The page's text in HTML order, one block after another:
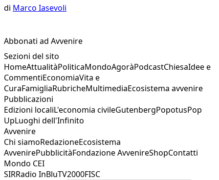
di Marco Iasevoli
Abbonati ad Avvenire
Sezioni del sito
HomeAttualitàPoliticaMondoAgoràPodcastChiesaIdee e
CommentiEconomiaVita e
CuraFamigliaRubricheMultimediaEcosistema avvenire
Pubblicazioni
Edizioni localiL'economia civileGutenbergPopotusPop
UpLuoghi dell'Infinito
Avvenire
Chi siamoRedazioneEcosistema
AvvenirePubblicitàFondazione AvvenireShopContatti
Mondo CEI
SIRRadio InBluTV2000FISC